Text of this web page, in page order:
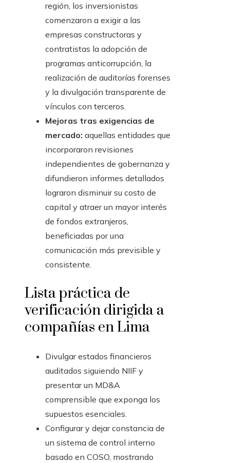
región, los inversionistas
comenzaron a exigir a las
empresas constructoras y
contratistas la adopción de
programas anticorrupción, la
realización de auditorías forenses
y la divulgación transparente de
vínculos con terceros.
Mejoras tras exigencias de
mercado: aquellas entidades que
incorporaron revisiones
independientes de gobernanza y
difundieron informes detallados
lograron disminuir su costo de
capital y atraer un mayor interés
de fondos extranjeros,
beneficiadas por una
comunicación más previsible y
consistente.
Lista práctica de
verificación dirigida a
compañías en Lima
Divulgar estados financieros
auditados siguiendo NIIF y
presentar un MD&A
comprensible que exponga los
supuestos esenciales.
Configurar y dejar constancia de
un sistema de control interno
basado en COSO, mostrando